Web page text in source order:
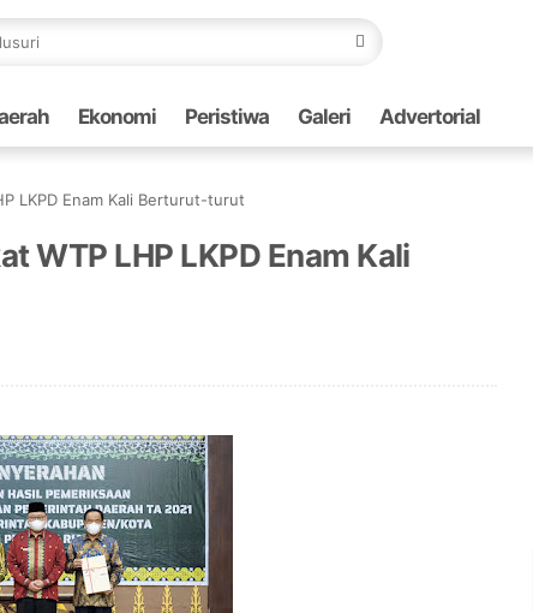
Ekonomi Peristiwa Galeri Advertorial
LKPD Enam Kali Berturut-turut
WTP LHP LKPD Enam Kali